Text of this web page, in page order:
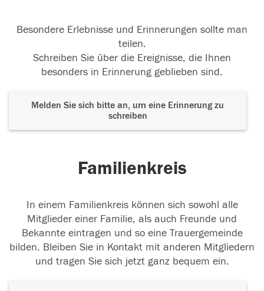
Besondere Erlebnisse und Erinnerungen sollte man
teilen.
Schreiben Sie über die Ereignisse, die Ihnen
besonders in Erinnerung geblieben sind.
Melden Sie sich bitte an, um eine Erinnerung zu
schreiben
Familienkreis
In einem Familienkreis können sich sowohl alle
Mitglieder einer Familie, als auch Freunde und
Bekannte eintragen und so eine Trauergemeinde
bilden. Bleiben Sie in Kontakt mit anderen Mitgliedern
und tragen Sie sich jetzt ganz bequem ein.